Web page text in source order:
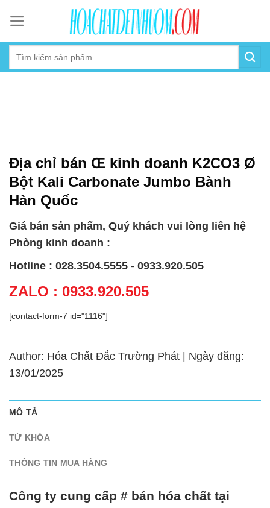
content
Địa chỉ bán Œ kinh doanh K2CO3 Ø
Bột Kali Carbonate Jumbo Bành
Hàn Quốc
Giá bán sản phẩm, Quý khách vui lòng liên hệ
Phòng kinh doanh :
Hotline : 028.3504.5555 - 0933.920.505
ZALO : 0933.920.505
[contact-form-7 id="1116"]
Author: Hóa Chất Đắc Trường Phát | Ngày đăng:
13/01/2025
MÔ TẢ
TỪ KHÓA
THÔNG TIN MUA HÀNG
Công ty cung cấp # bán hóa chất tại